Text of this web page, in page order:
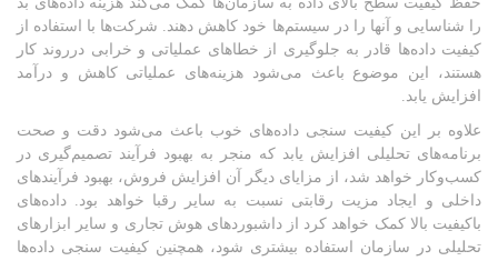
را شناسایی و آنها را در سیستم‌ها خود کاهش دهند. شرکت‌ها با استفاده از
کیفیت داده‌ها قادر به جلوگیری از خطاهای عملیاتی و خرابی درروند کار
هستند، این موضوع باعث می‌شود هزینه‌های عملیاتی کاهش و درآمد
افزایش یابد.
علاوه بر این کیفیت سنجی داده‌های خوب باعث می‌شود دقت و صحت
برنامه‌های تحلیلی افزایش یابد که منجر به بهبود فرآیند تصمیم‌گیری در
کسب‌وکار خواهد شد، از مزایای دیگر آن افزایش فروش، بهبود فرآیندهای
داخلی و ایجاد مزیت رقابتی نسبت به سایر رقبا خواهد بود. داده‌های
باکیفیت بالا کمک خواهد کرد از داشبوردهای هوش تجاری و سایر ابزارهای
تحلیلی در سازمان استفاده بیشتری شود، همچنین کیفیت سنجی داده‌ها